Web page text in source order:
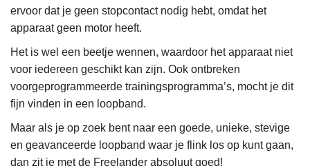
ervoor dat je geen stopcontact nodig hebt, omdat het
apparaat geen motor heeft.
Het is wel een beetje wennen, waardoor het apparaat niet
voor iedereen geschikt kan zijn. Ook ontbreken
voorgeprogrammeerde trainingsprogramma’s, mocht je dit
fijn vinden in een loopband.
Maar als je op zoek bent naar een goede, unieke, stevige
en geavanceerde loopband waar je flink los op kunt gaan,
dan zit je met de Freelander absoluut goed!